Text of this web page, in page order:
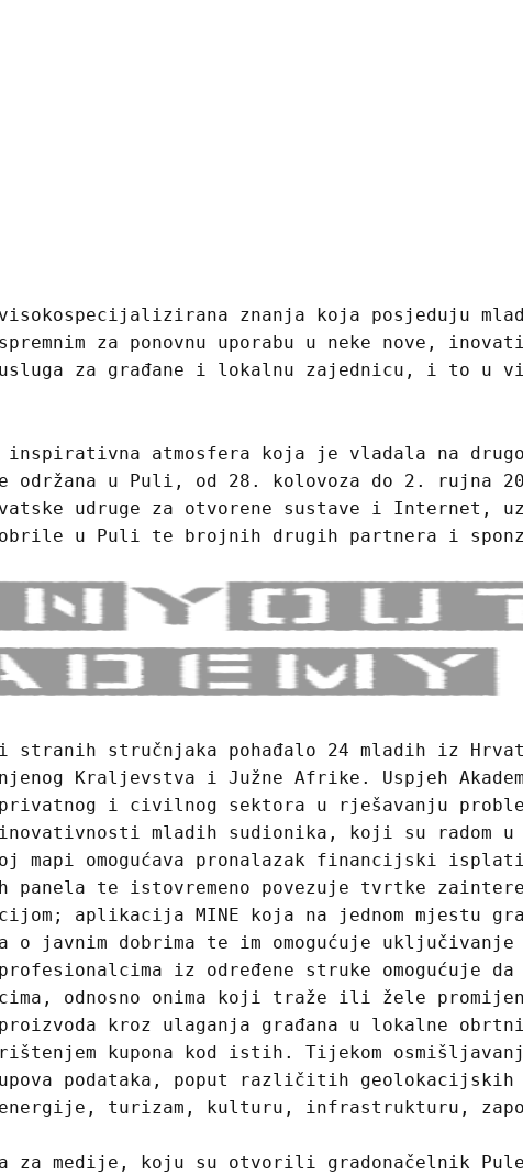
znanja koja posjeduju
za ponovnu uporabu u neke nove,
za građane i lokalnu zajednicu, i to u
atmosfera koja je vladala na
održana u Puli, od 28. kolovoza do 2. rujna
udruge za otvorene sustave i Internet, uz
u Puli te brojnih drugih partnera i
stranih stručnjaka pohađalo 24 mladih iz
Kraljevstva i Južne Afrike. Uspjeh
i civilnog sektora u rješavanju
mladih sudionika, koji su radom
omogućava pronalazak financijski
panela te istovremeno povezuje tvrtke
aplikacija MINE koja na jednom mjestu
o javnim dobrima te im omogućuje uključivanje
iz određene struke omogućuje da
odnosno onima koji traže ili žele
kroz ulaganja građana u lokalne
kupona kod istih. Tijekom
podataka, poput različitih
energije, turizam, kulturu, infrastrukturu,
za medije, koju su otvorili gradonačelnik